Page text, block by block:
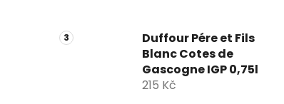
Duffour Pére et Fils
Blanc Cotes de
Gascogne IGP 0,75l
215 Kč